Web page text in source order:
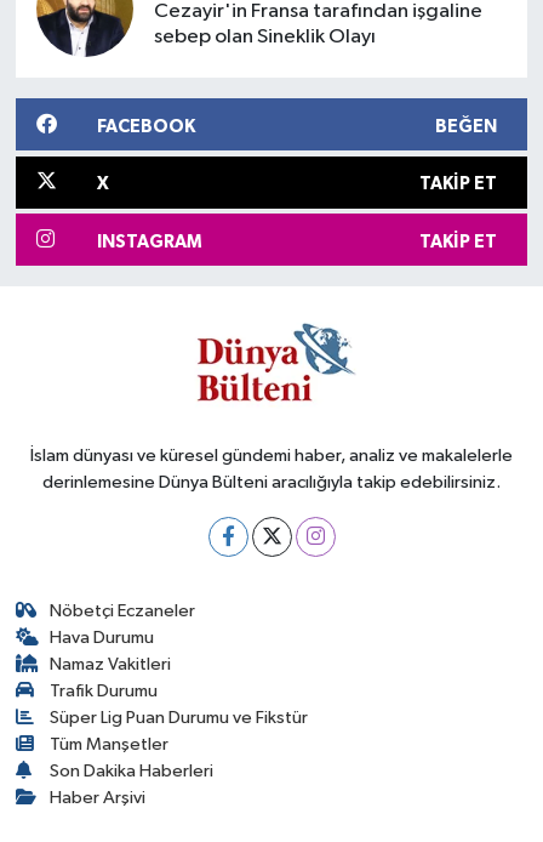
Cezayir'in Fransa tarafından işgaline
sebep olan Sineklik Olayı
FACEBOOK BEĞEN
X TAKIP ET
INSTAGRAM TAKIP ET
İslam dünyası ve küresel gündemi haber, analiz ve makalelerle
derinlemesine Dünya Bülteni aracılığıyla takip edebilirsiniz.
Nöbetçi Eczaneler
Hava Durumu
Namaz Vakitleri
Trafik Durumu
Süper Lig Puan Durumu ve Fikstür
Tüm Manşetler
Son Dakika Haberleri
Haber Arşivi